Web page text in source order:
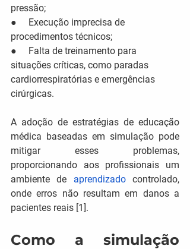
pressão;
●     Execução imprecisa de
procedimentos técnicos;
●     Falta de treinamento para
situações críticas, como paradas
cardiorrespiratórias e emergências
cirúrgicas.
A adoção de estratégias de educação
médica baseadas em simulação pode
mitigar esses problemas,
proporcionando aos profissionais um
ambiente de aprendizado controlado,
onde erros não resultam em danos a
pacientes reais [1].
Como a simulação